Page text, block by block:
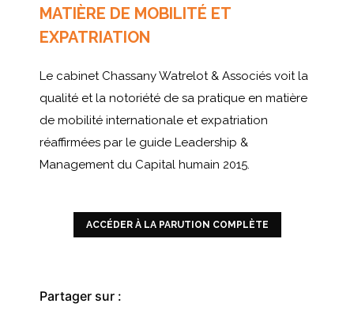
MATIÈRE DE MOBILITÉ ET
EXPATRIATION
Le cabinet Chassany Watrelot & Associés voit la
qualité et la notoriété de sa pratique en matière
de mobilité internationale et expatriation
réaffirmées par le guide Leadership &
Management du Capital humain 2015.
ACCÉDER À LA PARUTION COMPLÈTE
Partager sur :